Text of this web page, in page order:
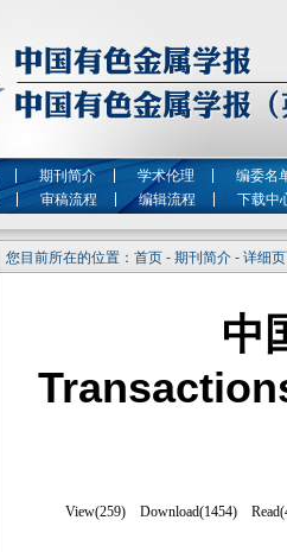
期刊简介 学术伦理
编委名
审稿流程 编辑流程 下载中
您目前所在的位置：首页 - 期刊简介 - 详细
中